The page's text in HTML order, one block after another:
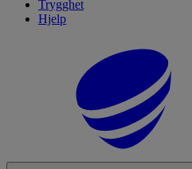
Trygghet
Hjelp